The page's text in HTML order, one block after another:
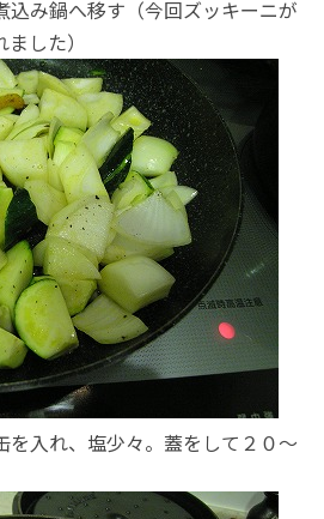
み鍋へ移す（今回ズッキーニが
した）
を入れ、塩少々。蓋をして２０～